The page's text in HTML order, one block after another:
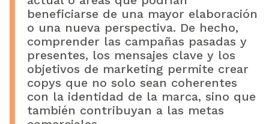
beneficiarse de una mayor elaboración
o una nueva perspectiva. De hecho,
comprender las campañas pasadas y
presentes, los mensajes clave y los
objetivos de marketing permite crear
copys que no solo sean coherentes
con la identidad de la marca, sino que
también contribuyan a las metas